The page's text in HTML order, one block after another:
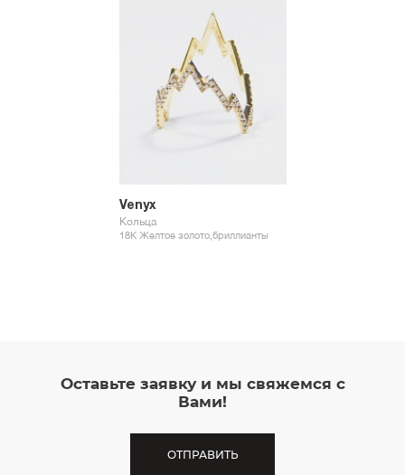
Venyx
Кольца
18К Желтое золото,бриллианты
Оставьте заявку и мы свяжемся с
Вами!
ОТПРАВИТЬ